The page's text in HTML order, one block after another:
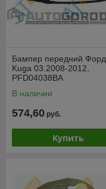
Бампер передний Форд
Kuga 03.2008-2012,
PFD04038BA
В наличии
574,60 руб.
Купить